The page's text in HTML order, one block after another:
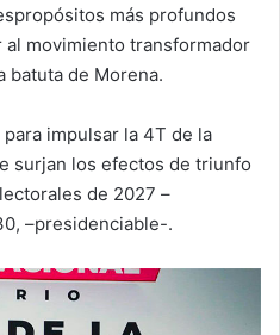
más profundos
movimiento transformador
batuta de Morena.
impulsar la 4T de la
surjan los efectos de triunfo
de 2027 –
–presidenciable-.